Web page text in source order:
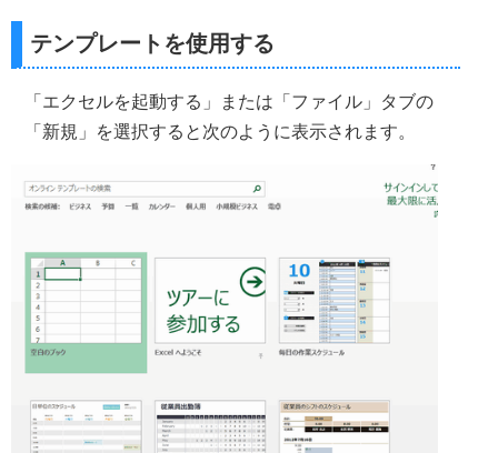
テンプレートを使用する
「エクセルを起動する」または「ファイル」タブの
「新規」を選択すると次のように表示されます。